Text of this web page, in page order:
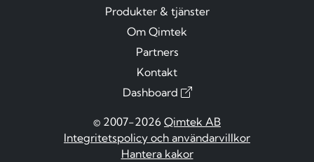
Produkter & tjänster
Om Qimtek
Partners
Kontakt
Dashboard
© 2007-2026 Qimtek AB
Integritetspolicy och användarvillkor
Hantera kakor